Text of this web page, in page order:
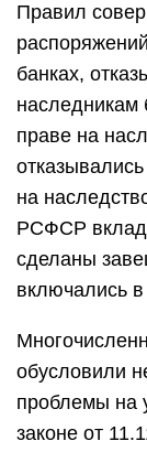
Правил
банках,
наследникам
праве на
на
РСФСР
сделаны
включались
обусловили
проблемы на
законе от